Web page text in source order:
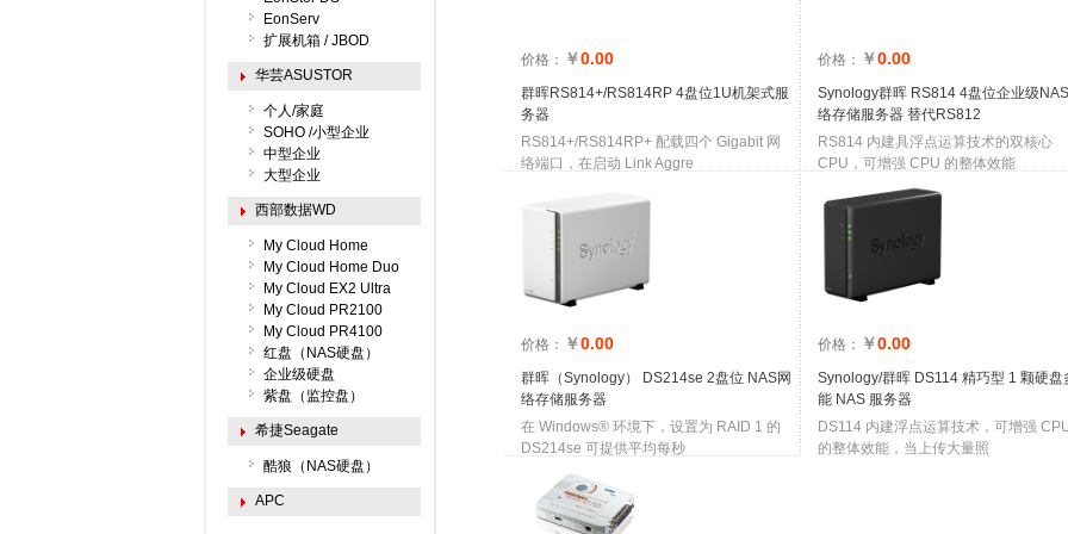
价格： ￥0.00
群晖RS814+/RS814RP 4盘位1U机架式服
务器
RS814+/RS814RP+ 配载四个 Gigabit 网
络端口，在启动 Link Aggre
价格： ￥0.00
Synology群晖 RS814 4盘位企业级
络存储服务器 替代RS812
RS814 内建具浮点运算技术的双核心
CPU，可增强 CPU 的整体效能
价格： ￥0.00
群晖（Synology） DS214se 2盘位 NAS网
络存储服务器
在 Windows® 环境下，设置为 RAID 1 的
DS214se 可提供平均每秒
价格： ￥0.00
Synology/群晖 DS114 精巧型 1 颗硬盘
能 NAS 服务器
DS114 内建浮点运算技术，可增强
的整体效能，当上传大量照
EonServ
扩展机箱 / JBOD
华芸ASUSTOR
个人/家庭
SOHO /小型企业
中型企业
大型企业
西部数据WD
My Cloud Home
My Cloud Home Duo
My Cloud EX2 Ultra
My Cloud PR2100
My Cloud PR4100
红盘（NAS硬盘）
企业级硬盘
紫盘（监控盘）
希捷Seagate
酷狼（NAS硬盘）
APC